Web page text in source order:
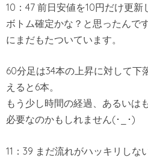
10：47 前日安値を10円だけ更
ボトム確定かな？と思ったんで
にまだもたついています。
60分足は34本の上昇に対して下
えると6本。
もう少し時間の経過、あるいは
必要なのかもしれません(･_･)
11：39 まだ流れがハッキリしな